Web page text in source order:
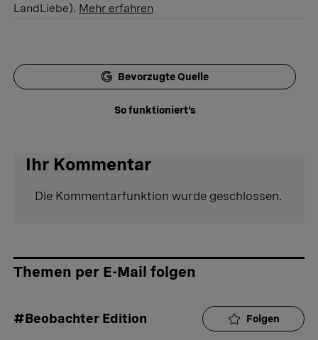
LandLiebe). Mehr erfahren
Bevorzugte Quelle
So funktioniert's
Ihr Kommentar
Die Kommentarfunktion wurde geschlossen.
Themen per E-Mail folgen
#Beobachter Edition Folgen